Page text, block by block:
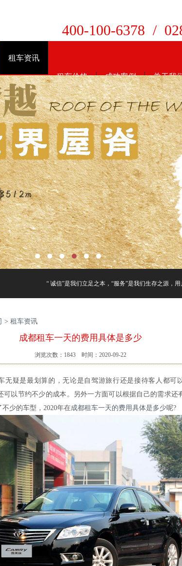
400-100-6378 /
租车资讯
租车价格 成功案例 关于我
“ 诚信”是我们立足之本，“服务”是我们生存之源，用
> 租车资讯
成都租车一天的费用具体是多少
浏览次数： 1843 时间：2020-09-22
疑是最划算的，无论是自驾游旅行还是接待客人都可
可以节约不少的成本。另外一方面可以根据自己的需求还
少的车型，2020年在成都租车一天的费用具体是多少呢?